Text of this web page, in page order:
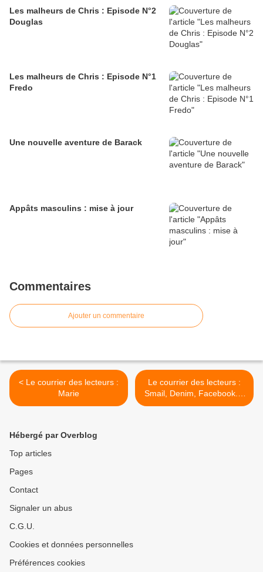
Les malheurs de Chris : Episode N°2
Douglas
Les malheurs de Chris : Episode N°1
Fredo
Une nouvelle aventure de Barack
Appâts masculins : mise à jour
Commentaires
Ajouter un commentaire
< Le courrier des lecteurs :
Marie
Le courrier des lecteurs :
Smail, Denim, Facebook....
>
Hébergé par Overblog
Top articles
Pages
Contact
Signaler un abus
C.G.U.
Cookies et données personnelles
Préférences cookies